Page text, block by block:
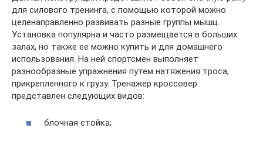
для силового тренинга, с помощью которой можно
целенаправленно развивать разные группы мышц.
Установка популярна и часто размещается в больших
залах, но также ее можно купить и для домашнего
использования. На ней спортсмен выполняет
разнообразные упражнения путем натяжения троса,
прикрепленного к грузу. Тренажер кроссовер
представлен следующих видов:
блочная стойка;